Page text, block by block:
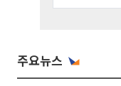
주요뉴스